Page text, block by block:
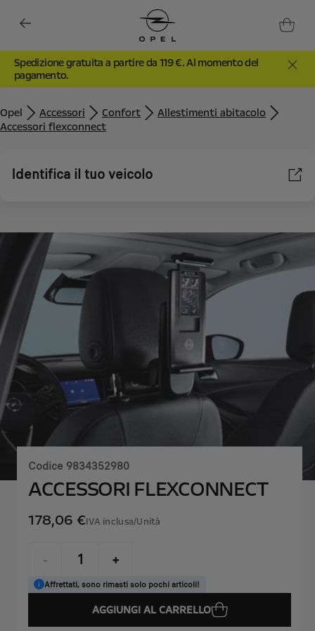
Spedizione gratuita a partire da 119 €. Al momento del
pagamento.
Opel Accessori Confort
Allestimenti abitacolo
Accessori flexconnect
Identifica il tuo veicolo
Codice 9834352980
ACCESSORI FLEXCONNECT
178,06 €
c
i
IVA inclusa/Unità
-
+
Q
Affrettati, sono rimasti solo pochi articoli!
AGGIUNGI AL CARRELLO